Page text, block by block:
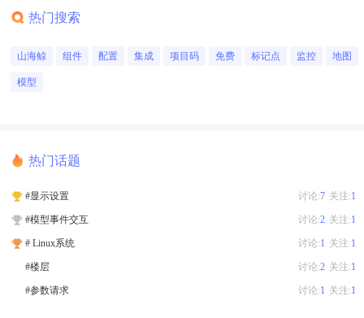
热门搜索
山海鲸 组件 配置 集成 项目码 免费 标记点 监控 地图
模型
热门话题
#显示设置 讨论:7 关注:1
#模型事件交互 讨论:2 关注:1
# Linux系统 讨论:1 关注:1
#楼层 讨论:2 关注:1
#参数请求 讨论:1 关注:1